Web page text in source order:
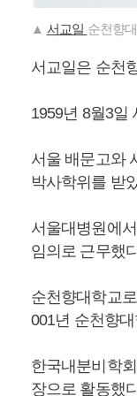
▲ 서교일 순천향
서교일은 순천
1959년 8월3일
서울 배문고와
박사학위를 받
서울대병원에
임의로 근무했
순천향대학교
001년 순천향
한국내분비학
장으로 활동했